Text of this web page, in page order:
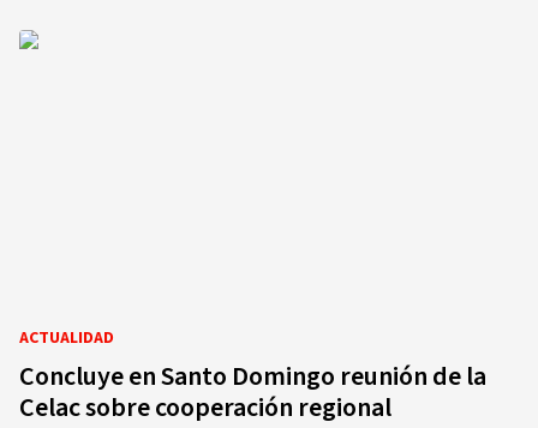
ACTUALIDAD
Concluye en Santo Domingo reunión de la
Celac sobre cooperación regional